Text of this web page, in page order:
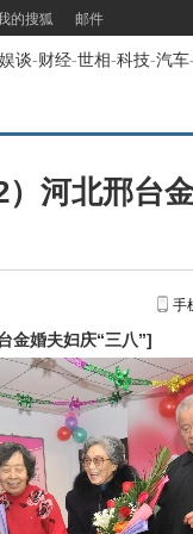
的搜狐 邮件
娱谈-财经-世相-科技-汽车-
河北邢台
手
金婚夫妇庆“三八”]